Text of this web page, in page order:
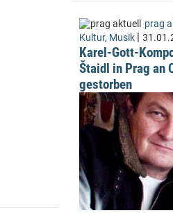
prag
Kultur, Musik |
Karel-Gott-
Štaidl in Prag an
gestorben